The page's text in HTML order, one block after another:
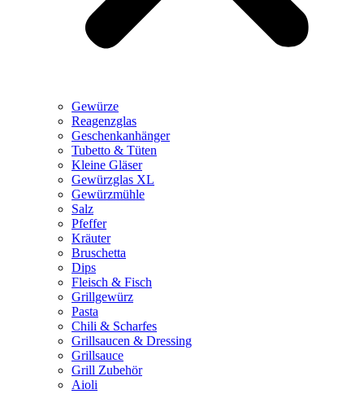
Gewürze
Reagenzglas
Geschenkanhänger
Tubetto & Tüten
Kleine Gläser
Gewürzglas XL
Gewürzmühle
Salz
Pfeffer
Kräuter
Bruschetta
Dips
Fleisch & Fisch
Grillgewürz
Pasta
Chili & Scharfes
Grillsaucen & Dressing
Grillsauce
Grill Zubehör
Aioli